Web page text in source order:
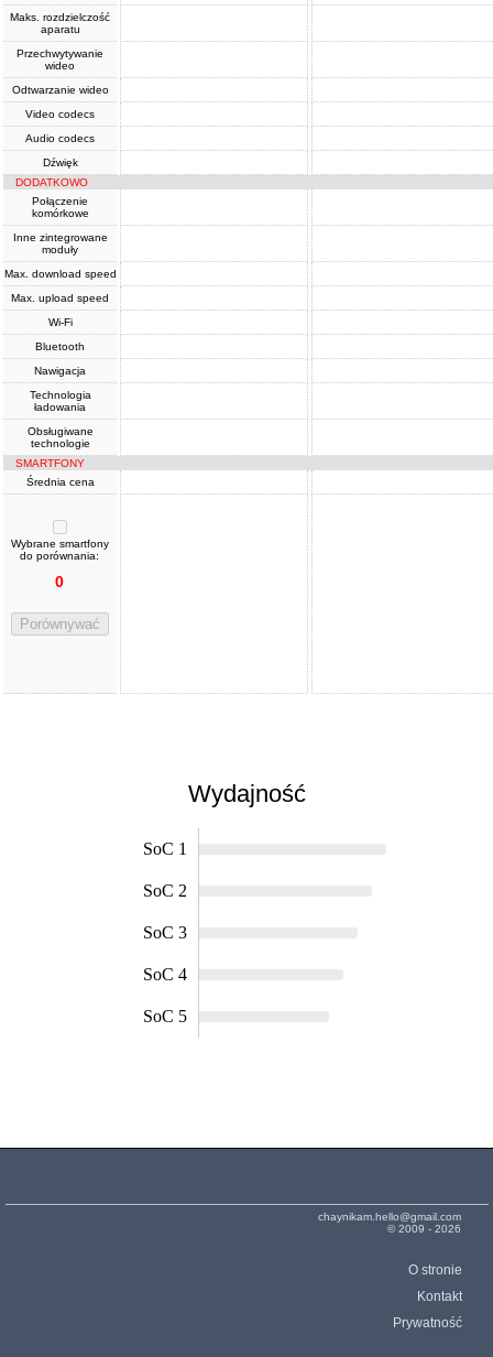
Maks. rozdzielczość
aparatu
Przechwytywanie
wideo
Odtwarzanie wideo
Video codecs
Audio codecs
Dźwięk
DODATKOWO
Połączenie
komórkowe
Inne zintegrowane
moduły
Max. download speed
Max. upload speed
Wi-Fi
Bluetooth
Nawigacja
Technologia
ładowania
Obsługiwane
technologie
SMARTFONY
Średnia cena
Wybrane smartfony
do porównania:
0
Porównywać
Wydajność
SoC 1
SoC 2
SoC 3
SoC 4
SoC 5
chaynikam.hello@gmail.com
© 2009 - 2026
O stronie
Kontakt
Prywatność